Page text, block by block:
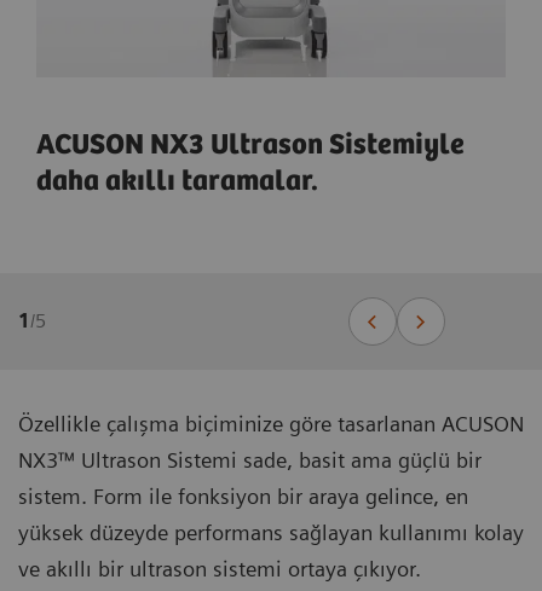
ACUSON NX3 Ultrason Sistemiyle
daha akıllı taramalar.
1/5
Özellikle çalışma biçiminize göre tasarlanan ACUSON
NX3™ Ultrason Sistemi sade, basit ama güçlü bir
sistem. Form ile fonksiyon bir araya gelince, en
yüksek düzeyde performans sağlayan kullanımı kolay
ve akıllı bir ultrason sistemi ortaya çıkıyor.